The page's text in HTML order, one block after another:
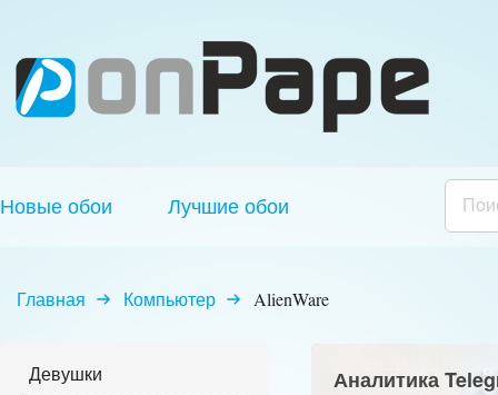
Новые обои Лучшие обои
Главная Компьютер AlienWare
Девушки Аналитика